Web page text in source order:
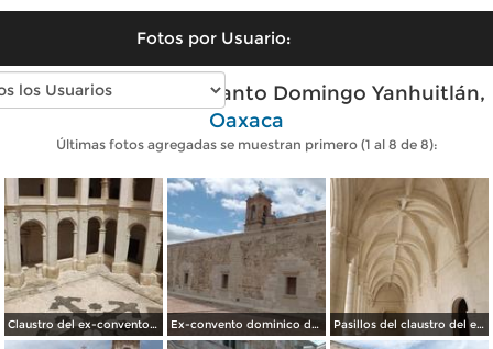
Fotos por Usuario:
Fotos modernas de Santo Domingo Yanhuitlán,
Oaxaca
Últimas fotos agregadas se muestran primero (1 al 8 de 8):
Claustro del ex-convento dominico del siglo XVI. Julio/2014 Ex-convento dominico del siglo XVI. Julio/2014 Pasillos del claustro del ex-convento dominico. Julio/2014